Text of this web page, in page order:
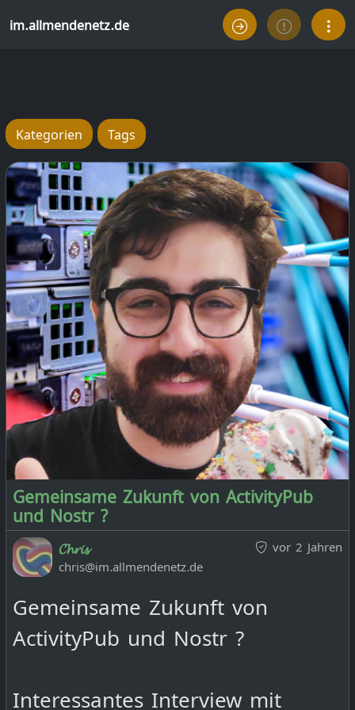
im.allmendenetz.de
Kategorien Tags
Gemeinsame Zukunft von ActivityPub
und Nostr ?
vor 2 Jahren
𝓒𝓱𝓻𝓲𝓼
chris@im.allmendenetz.de
Gemeinsame Zukunft von
ActivityPub und Nostr ?
Interessantes Interview mit